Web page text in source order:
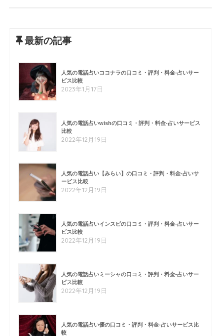
最新の記事
人気の電話占いココナラの口コミ・評判・料金-占いサー
ビス比較
2023年1月17日
人気の電話占いwishの口コミ・評判・料金-占いサービス
比較
2022年12月19日
人気の電話占い【みらい】の口コミ・評判・料金-占いサ
ービス比較
2022年12月19日
人気の電話占いインスピの口コミ・評判・料金-占いサー
ビス比較
2022年12月19日
人気の電話占いミーシャの口コミ・評判・料金-占いサー
ビス比較
2022年12月19日
人気の電話占い優の口コミ・評判・料金-占いサービス比
較